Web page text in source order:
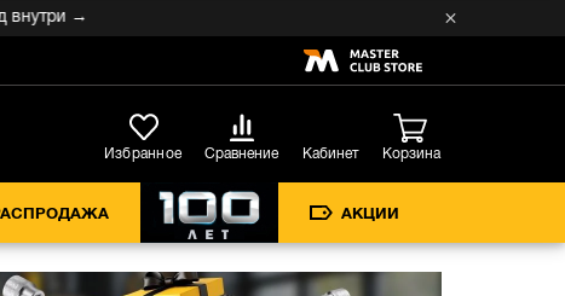
→
Избранное Сравнение Кабинет Корзина
АКЦИИ